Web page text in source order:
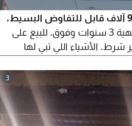
للبيع سيارة على السوم، الحد 9 آلاف قابل للتفاوض البسيط.
تفاصيل: فحص، رخصة، استمارة منتهية 3 سنوات وفوق. للبيع على
شرط. الأشياء اللي تبي لها
ميزان. تبي لها صيانة دودة بحدود 500 ريال أو تغيير. دومة الدركسون
منزلية. كفرات نصف. المكيف ثلج
3